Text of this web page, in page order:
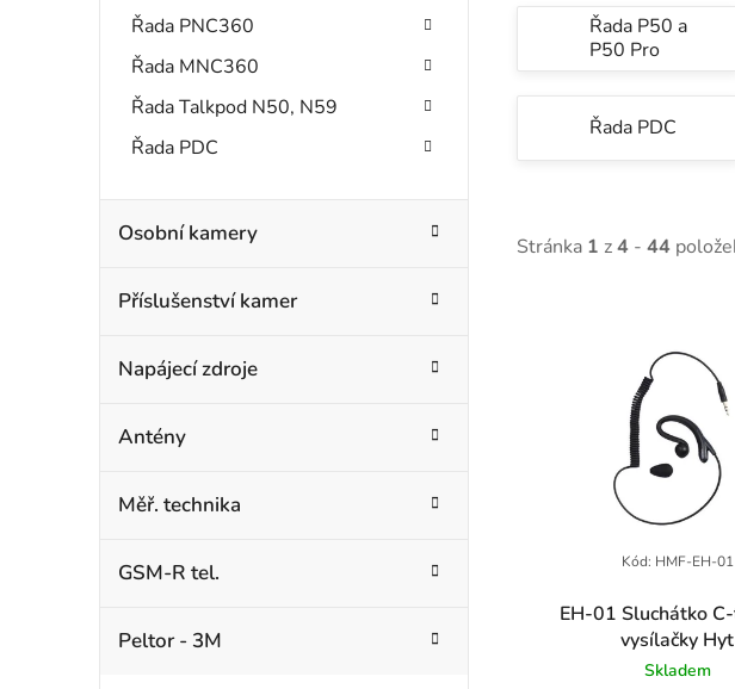
Řada PNC360
Řada MNC360
Řada Talkpod N50, N59
Řada PDC
Osobní kamery
Příslušenství kamer
Napájecí zdroje
Antény
Měř. technika
GSM-R tel.
Peltor - 3M
Řada P50 a
P50 Pro
Řada PDC
Stránka 1 z4 - 44
EH-01 Sluchátko
vysílačky Hyt
Skladem
Kód: HMF-EH-01